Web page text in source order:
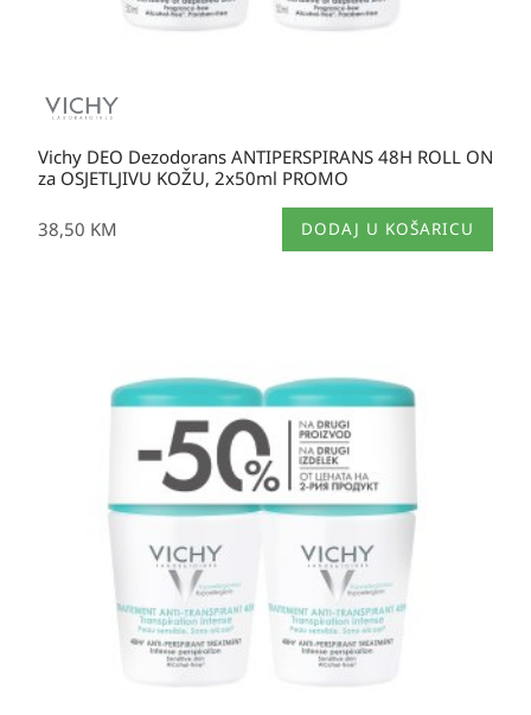
Vichy DEO Dezodorans ANTIPERSPIRANS 48H ROLL ON
za OSJETLJIVU KOŽU, 2x50ml PROMO
38,50 KM DODAJ U KOŠARICU